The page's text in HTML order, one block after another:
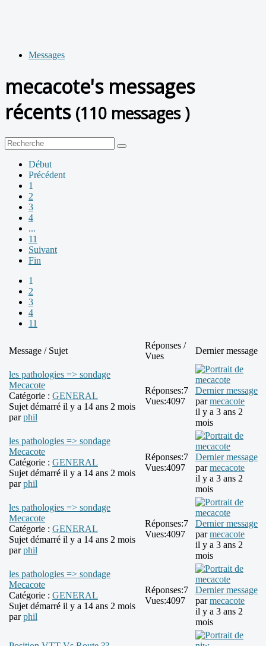
Messages
mecacote's messages
récents (110 messages )
Début
Précédent
1
2
3
4
...
11
Suivant
Fin
1
2
3
4
11
Message / Sujet
Réponses /
Vues
Dernier message
les pathologies => sondage
Mecacote
Catégorie : GENERAL
Sujet démarré il y a 14 ans 2 mois
parphil
Réponses:7
Vues:4097
Dernier message
parmecacote
il y a 3 ans 2
mois
les pathologies => sondage
Mecacote
Catégorie : GENERAL
Sujet démarré il y a 14 ans 2 mois
parphil
Réponses:7
Vues:4097
Dernier message
parmecacote
il y a 3 ans 2
mois
les pathologies => sondage
Mecacote
Catégorie : GENERAL
Sujet démarré il y a 14 ans 2 mois
parphil
Réponses:7
Vues:4097
Dernier message
parmecacote
il y a 3 ans 2
mois
les pathologies => sondage
Mecacote
Catégorie : GENERAL
Sujet démarré il y a 14 ans 2 mois
parphil
Réponses:7
Vues:4097
Dernier message
parmecacote
il y a 3 ans 2
mois